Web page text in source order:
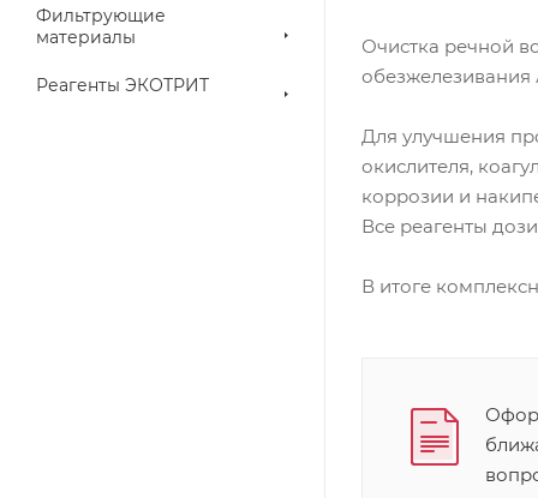
Фильтрующие
материалы
Реагенты ЭКОТРИТ
Очистка речной
Для улучшения
окислителя,
коррозии и
Все реагенты
В итоге